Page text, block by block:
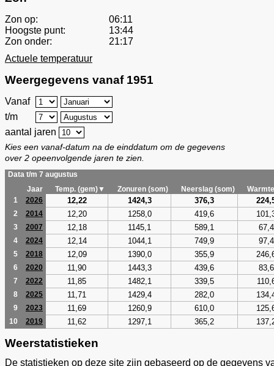
Zon op:
06:11
Hoogste punt:
13:44
Zon onder:
21:17
Actuele temperatuur
Weergegevens vanaf 1951
Vanaf
t/m
aantal jaren
Kies een vanaf-datum na de einddatum om de gegevens
over 2 opeenvolgende jaren te zien.
Data t/m 7 augustus
Jaar
Temp. (gem)▼ Zonuren (som) Neerslag (som)
1
2026 12,22 1424,3 376,3
2 2014 12,20 1258,0 419,6
3 2007 12,18 1145,1 589,1 67,4
4 2024 12,14 1044,1 749,9 97,4
5 2018 12,09 1390,0 355,9
6 2020 11,90 1443,3 439,6 83,6
7 2022 11,85 1482,1 339,5
8 2025 11,71 1429,4 282,0
9 2023 11,69 1260,9 610,0
10 2019 11,62 1297,1 365,2
Weerstatistieken
De statistieken op deze site zijn gebaseerd op de gegevens